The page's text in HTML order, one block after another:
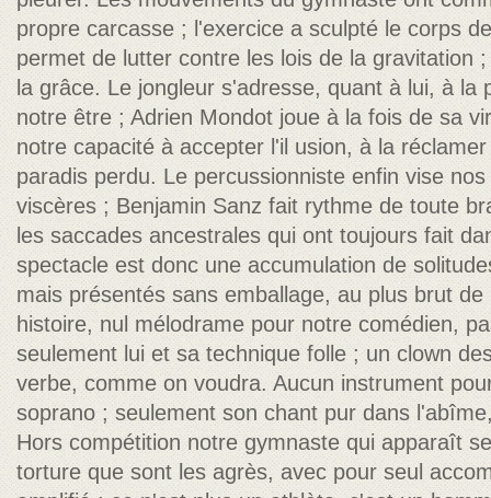
propre carcasse ; l'exercice a sculpté le corps
permet de lutter contre les lois de la gravitation
la grâce. Le jongleur s'adresse, quant à lui, à la
notre être ; Adrien Mondot joue à la fois de sa
notre capacité à accepter l'il usion, à la
paradis perdu. Le percussionniste enfin vise
viscères ; Benjamin Sanz fait rythme de toute
les saccades ancestrales qui ont toujours fait
spectacle est donc une accumulation de
mais présentés sans emballage, au plus brut
histoire, nul mélodrame pour notre comédien,
seulement lui et sa technique folle ; un clown
verbe, comme on voudra. Aucun instrument
soprano ; seulement son chant pur dans
Hors compétition notre gymnaste qui apparaît
torture que sont les agrès, avec pour seul